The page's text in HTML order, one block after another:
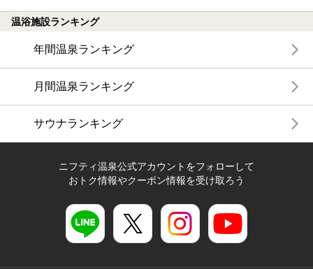
温浴施設ランキング
年間温泉ランキング
月間温泉ランキング
サウナランキング
ニフティ温泉公式アカウントをフォローして
おトク情報やクーポン情報を受け取ろう